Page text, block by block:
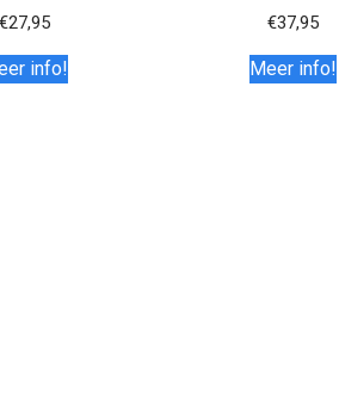
€27,95
info!
€37,95
Meer info!